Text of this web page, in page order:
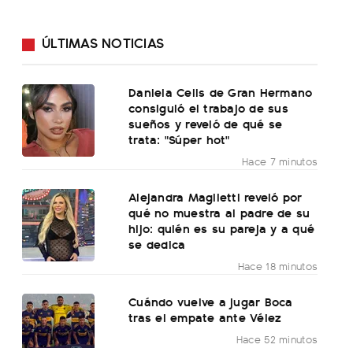
ÚLTIMAS NOTICIAS
Daniela Celis de Gran Hermano
consiguió el trabajo de sus
sueños y reveló de qué se
trata: "Súper hot"
Hace 7 minutos
Alejandra Maglietti reveló por
qué no muestra al padre de su
hijo: quién es su pareja y a qué
se dedica
Hace 18 minutos
Cuándo vuelve a jugar Boca
tras el empate ante Vélez
Hace 52 minutos